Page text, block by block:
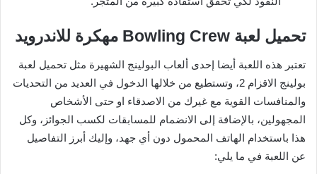
تحميل لعبة Bowling Crew مهكرة للاندرويد
تعتبر هذه اللعبة أيضا إحدى ألعاب البولينج الشهيرة مثل تحميل لعبة
بولينج الاقزام 2، وتستطيع من خلالها الدخول في العديد من التحديات
والمنافسات القوية مع غيرك من الاصدقاء او حتى الأشخاص
المجهولين، بالإضافة إلى الانضمام للمسابقات لكسب الجوائز، وكل
هذا باستخدام الهاتف المحمول دون أي جهد، وإليك أبرز التفاصيل
عن اللعبة في ما يلي: